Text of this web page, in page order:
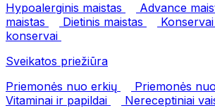
Hypoalerginis maistas
Advance
maistas
Dietinis maistas Konservai
konservai
Sveikatos priežiūra
Priemonės nuo erkių
Priemonės
Vitaminai ir papildai
Nereceptiniai